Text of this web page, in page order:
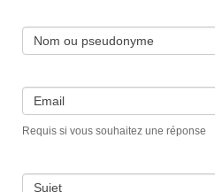
Nom ou pseudonyme
Email
Requis si vous souhaitez une réponse
Sujet